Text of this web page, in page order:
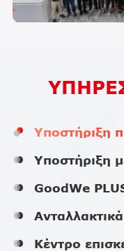
Υποστήριξη
Υποστήριξη
GoodWe
Ανταλλακτικά
Κέντρο